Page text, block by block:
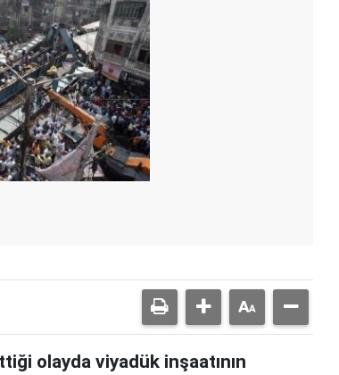
olayda viyadük inşaatının